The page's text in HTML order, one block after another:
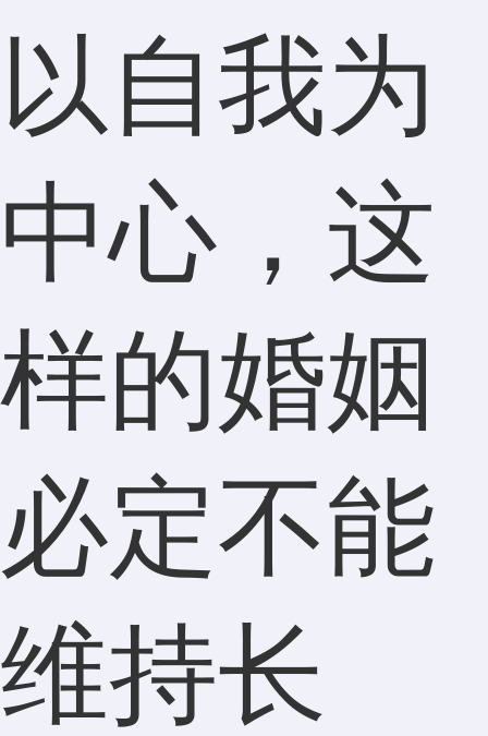
以自我为
中心，这
样的婚姻
必定不能
维持长